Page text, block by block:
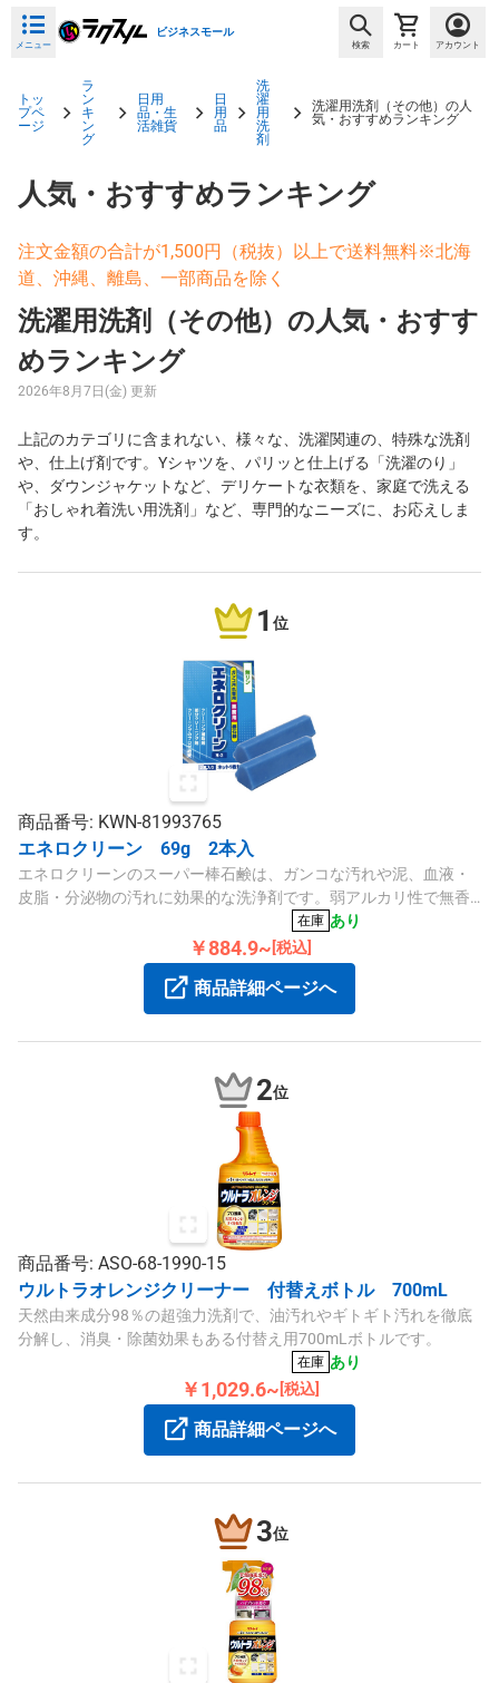
メニュー
ビジネスモール
検索 カート アカウント
トッ
プペ
ージ
ラ
ン
キ
ン
グ
日用
品・生
活雑貨
日
用
品
洗
濯
用
洗
剤
洗濯用洗剤（その他）の人
気・おすすめランキング
人気・おすすめランキング
注文金額の合計が1,500円（税抜）以上で送料無料※北海
道、沖縄、離島、一部商品を除く
洗濯用洗剤（その他）の人気・おすす
めランキング
2026年8月7日(金) 更新
上記のカテゴリに含まれない、様々な、洗濯関連の、特殊な洗剤
や、仕上げ剤です。Yシャツを、パリッと仕上げる「洗濯のり」
や、ダウンジャケットなど、デリケートな衣類を、家庭で洗える
「おしゃれ着洗い用洗剤」など、専門的なニーズに、お応えしま
す。
1 位
商品番号: KWN-81993765
エネロクリーン 69g 2本入
エネロクリーンのスーパー棒石鹸は、ガンコな汚れや泥、血液・
皮脂・分泌物の汚れに効果的な洗浄剤です。弱アルカリ性で無香
料、ネット付属で使いやすく、2本入りです。
在庫 あり
￥884.9~ [税込]
商品詳細ページへ
2位
商品番号: ASO-68-1990-15
ウルトラオレンジクリーナー 付替えボトル 700mL
天然由来成分98％の超強力洗剤で、油汚れやギトギト汚れを徹底
分解し、消臭・除菌効果もある付替え用700mLボトルです。
在庫 あり
￥1,029.6~ [税込]
商品詳細ページへ
3位